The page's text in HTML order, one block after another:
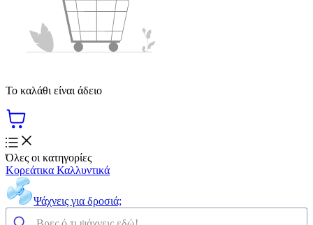
Το καλάθι είναι άδειο
Όλες οι κατηγορίες
Κορεάτικα Καλλυντικά
Ψάχνεις για δροσιά;